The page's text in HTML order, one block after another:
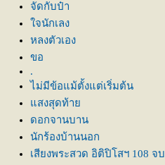
จัดกับป๋า
จนักเลง
หลงตัวเอง
ขอ
.
ไม่มีข้อแม้ตั้งแต่เริ่มต้น
สงสุดท้า
ดอกจานบาน
นักร้องบ้านนอก
เสียงพระสวด อิติปิโสฯ 108 จบ